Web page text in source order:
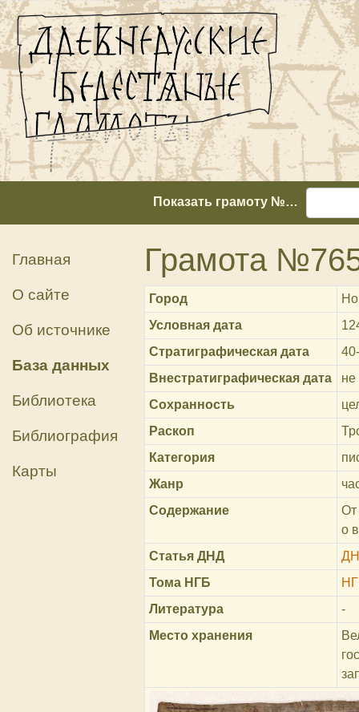
Показать грамоту №…
Главная
О сайте
Об источнике
База данных
Библиотека
Библиография
Карты
Грамота
Город
Условная дата
Стратиграфическая дата
Внестратиграфическая дата
не
Сохранность
Раскоп
Категория
Жанр
Содержание
От
о
Статья ДНД
Тома НГБ
Литература
-
Место хранения